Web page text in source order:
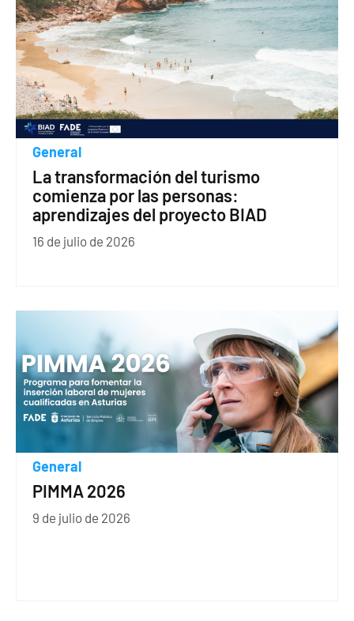
General
La transformación del turismo
comienza por las personas:
aprendizajes del proyecto BIAD
16 de julio de 2026
General
PIMMA 2026
9 de julio de 2026